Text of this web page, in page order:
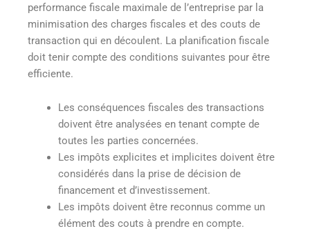
performance fiscale maximale de l’entreprise par la
minimisation des charges fiscales et des couts de
transaction qui en découlent. La planification fiscale
doit tenir compte des conditions suivantes pour être
efficiente.
Les conséquences fiscales des transactions
doivent être analysées en tenant compte de
toutes les parties concernées.
Les impôts explicites et implicites doivent être
considérés dans la prise de décision de
financement et d’investissement.
Les impôts doivent être reconnus comme un
élément des couts à prendre en compte.